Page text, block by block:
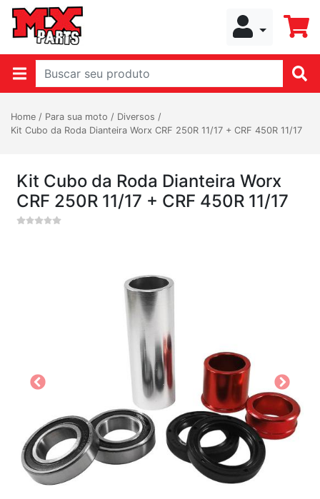
Home / Para sua moto / Diversos /
Kit Cubo da Roda Dianteira Worx CRF 250R 11/17 + CRF 450R 11/17
Kit Cubo da Roda Dianteira Worx
CRF 250R 11/17 + CRF 450R 11/17